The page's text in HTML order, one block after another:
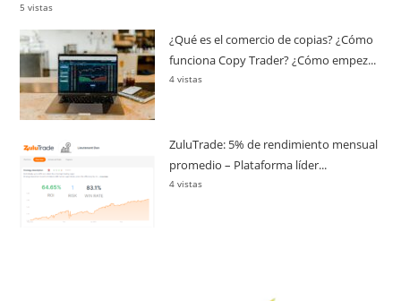
5 vistas
¿Qué es el comercio de copias? ¿Cómo
funciona Copy Trader? ¿Cómo empez...
4 vistas
ZuluTrade: 5% de rendimiento mensual
promedio – Plataforma líder...
4 vistas